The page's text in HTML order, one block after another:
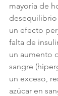
mayoría de
un efecto
falta de
un aumento
sangre
un exceso,
azúcar en